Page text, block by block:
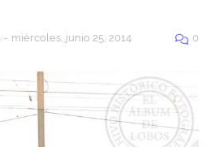
- miércoles, junio 25, 2014 0